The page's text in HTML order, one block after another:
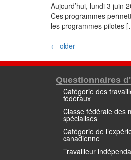
Aujourd’hui, lundi 3 juin
Ces programmes
les programmes pilotes
← older
Questionnaires
Catégorie des
fédéraux
Classe fédérale des
spécialisés
Catégorie de
canadienne
Travailleur